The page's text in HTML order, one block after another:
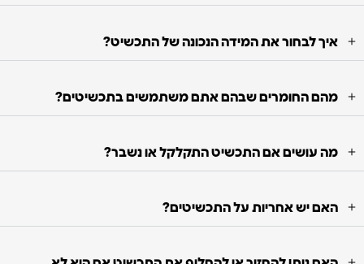
איך לבחור את המידה הנכונה של התכשיט?
מהם החומרים שבהם אתם משתמשים בתכשיטים?
מה עושים אם התכשיט התקלקל או נשבר?
האם יש אחריות על התכשיטים?